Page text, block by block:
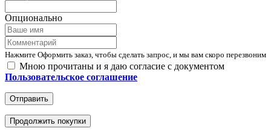
Опционально
Нажмите Оформить заказ, чтобы сделать запрос, и мы вам скоро перезвоним
Мною прочитаны и я даю согласие с документом
Пользовательское соглашение
Отправить
Продолжить покупки